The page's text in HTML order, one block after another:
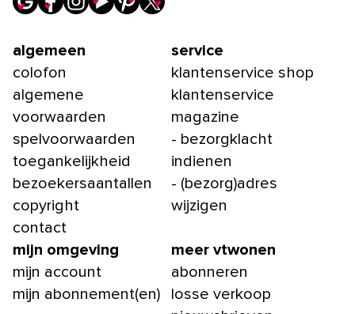
algemeen
colofon
algemene
voorwaarden
spelvoorwaarden
toegankelijkheid
bezoekersaantallen
copyright
contact
service
klantenservice shop
klantenservice
magazine
- bezorgklacht
indienen
- (bezorg)adres
wijzigen
mijn omgeving
mijn account
mijn abonnement(en)
meer vtwonen
abonneren
losse verkoop